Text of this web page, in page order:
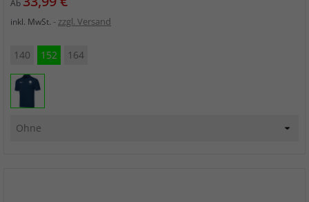
Ab
inkl. MwSt. zzgl. Versand
140 152 164